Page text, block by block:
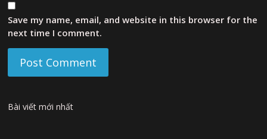
Save my name, email, and website in this browser for the
next time I comment.
Bài viết mới nhất